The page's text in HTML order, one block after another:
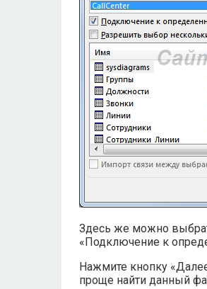
Здесь же можно
«Подключение к
Нажмите кнопку
проще найти данный